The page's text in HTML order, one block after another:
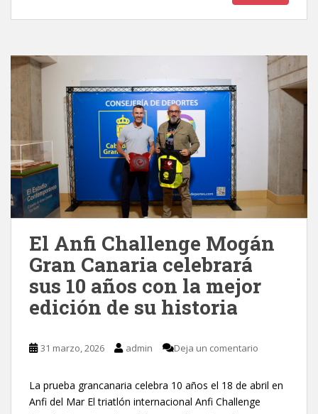
El Anfi Challenge Mogán
Gran Canaria celebrará
sus 10 años con la mejor
edición de su historia
31 marzo, 2026 admin Deja un comentario
La prueba grancanaria celebra 10 años el 18 de abril en
Anfi del Mar El triatlón internacional Anfi Challenge